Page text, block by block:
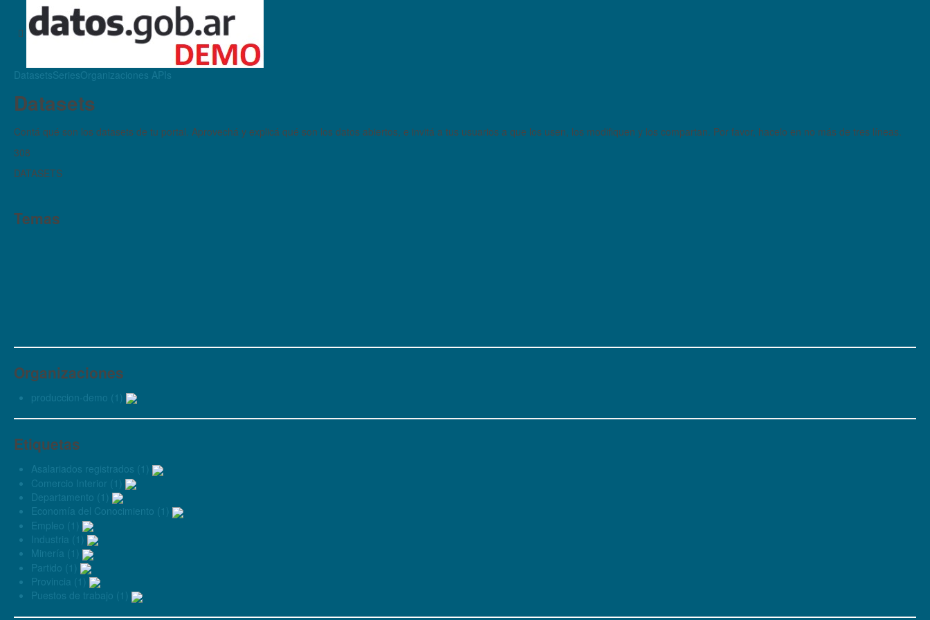
DatasetsSeriesOrganizaciones APIs
Datasets
Contá qué son los datasets de tu portal. Aprovechá y explicá qué son los datos abiertos, e invitá a tus usuarios a que los usen, los modifiquen y los compartan. Por favor, hacelo en no más de tres líneas.
308
DATASETS
Temas
Organizaciones
produccion-demo (1)
Etiquetas
Asalariados registrados (1)
Comercio Interior (1)
Departamento (1)
Economía del Conocimiento (1)
Empleo (1)
Industria (1)
Minería (1)
Partido (1)
Provincia (1)
Puestos de trabajo (1)